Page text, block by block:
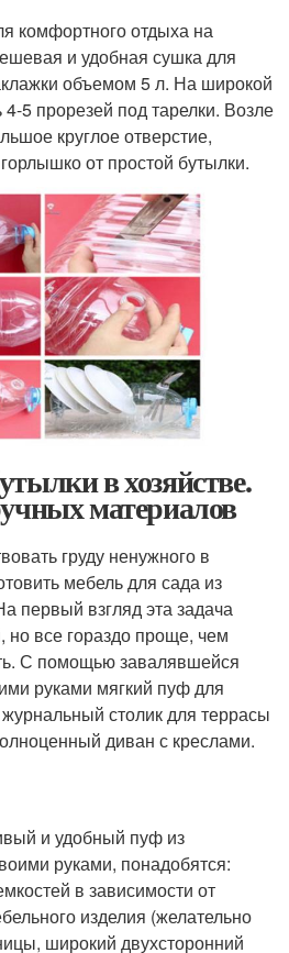
комфортного отдыха на
и удобная сушка для
объемом 5 л. На широкой
4-5 прорезей под тарелки. Возле
круглое отверстие,
от простой бутылки.
в хозяйстве.
материалов
груду ненужного в
мебель для сада из
первый взгляд эта задача
все гораздо проще, чем
С помощью завалявшейся
руками мягкий пуф для
столик для террасы
диван с креслами.
и удобный пуф из
руками, понадобятся:
в зависимости от
изделия (желательно
широкий двухсторонний